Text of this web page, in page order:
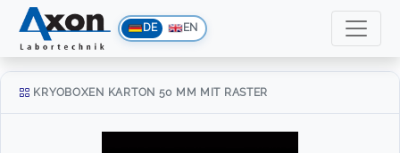
DE EN
KRYOBOXEN KARTON 50 MM MIT RASTER